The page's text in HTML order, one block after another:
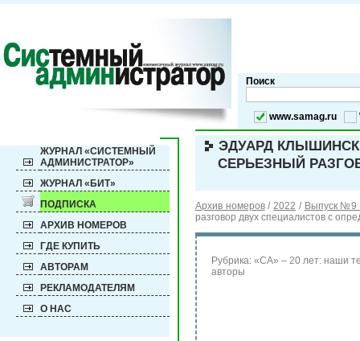
Поиск
www.samag.ru
ЖУРНАЛ «СИСТЕМНЫЙ
АДМИНИСТРАТОР»
ЖУРНАЛ «БИТ»
ПОДПИСКА
АРХИВ НОМЕРОВ
ГДЕ КУПИТЬ
АВТОРАМ
РЕКЛАМОДАТЕЛЯМ
О НАС
ЭДУАРД
СЕРЬЕЗНЫЙ
Архив номеров / 2022 / Выпуск №9
разговор двух специалистов с
Рубрика: «СА» – 20 лет: наши
авторы